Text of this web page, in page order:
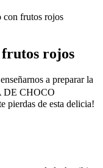
con frutos rojos
frutos rojos
a preparar la
DE CHOCO
pierdas de esta delicia!